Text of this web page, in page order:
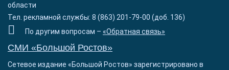
области
Тел. рекламной службы: 8 (863) 201-79-00 (доб. 136)
По другим вопросам – «Обратная связь»
СМИ «Большой Ростов»
Сетевое издание «Большой Ростов» зарегистрировано в